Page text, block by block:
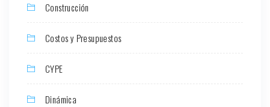
Construcción
Costos y Presupuestos
CYPE
Dinámica